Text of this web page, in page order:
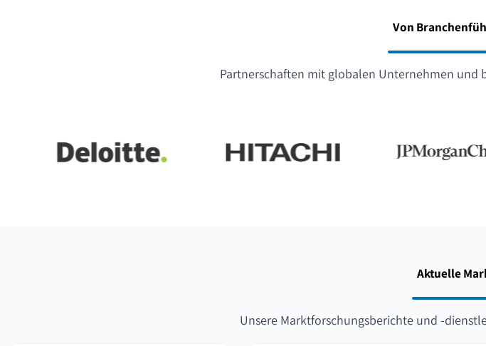
Von
Partnerschaften mit globalen Unternehmen und
Aktuelle
Unsere Marktforschungsberichte und -